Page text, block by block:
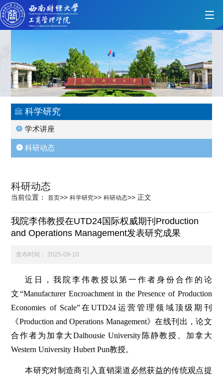
首页
师资力量
学生发展
交流合作
百年校庆
科学研究
学术讲座
科研动态
科研动态
当前位置：首页>> 科学研究>> 科研动态>> 正文
我院李伟教授在UTD24国际权威期刊Production
and Operations Management发表研究成果
发布时间： 2025-09-10
近日，我院李伟教授以第一作者身份合作的论
文“Manufacturer Encroachment in the Presence of Production
Economies of Scale”在UTD24运营管理领域顶级期刊
《Production and Operations Management》在线刊出，论文
合作者为加拿大Dalhousie University陈静教授、加拿大
Western University Hubert Pun教授。
本研究对制造商引入直销渠道必然获益的传统观点提